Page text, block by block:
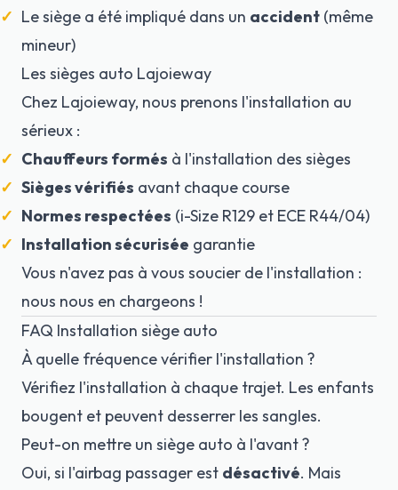
Le siège a été impliqué dans un accident (même
mineur)
Les sièges auto Lajoieway
Chez Lajoieway, nous prenons l'installation au
sérieux :
Chauffeurs formés à l'installation des sièges
Sièges vérifiés avant chaque course
Normes respectées (i-Size R129 et ECE R44/04)
Installation sécurisée garantie
Vous n'avez pas à vous soucier de l'installation :
nous nous en chargeons !
FAQ Installation siège auto
À quelle fréquence vérifier l'installation ?
Vérifiez l'installation à chaque trajet. Les enfants
bougent et peuvent desserrer les sangles.
Peut-on mettre un siège auto à l'avant ?
Oui, si l'airbag passager est désactivé. Mais